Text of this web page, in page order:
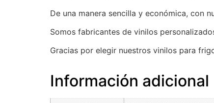
De una manera sencilla y económica, con
Somos fabricantes de vinilos
Gracias por elegir nuestros vinilos para
Información adicional